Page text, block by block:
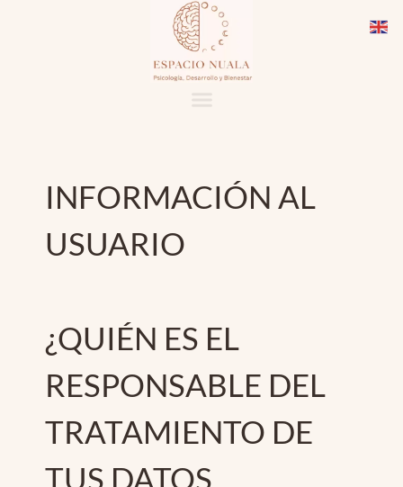
INFORMACIÓN AL
USUARIO
¿QUIÉN ES EL
RESPONSABLE DEL
TRATAMIENTO DE
TUS DATOS